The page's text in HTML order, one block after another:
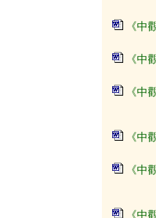
《中
《中
《中
《
《中
《中
《
《中